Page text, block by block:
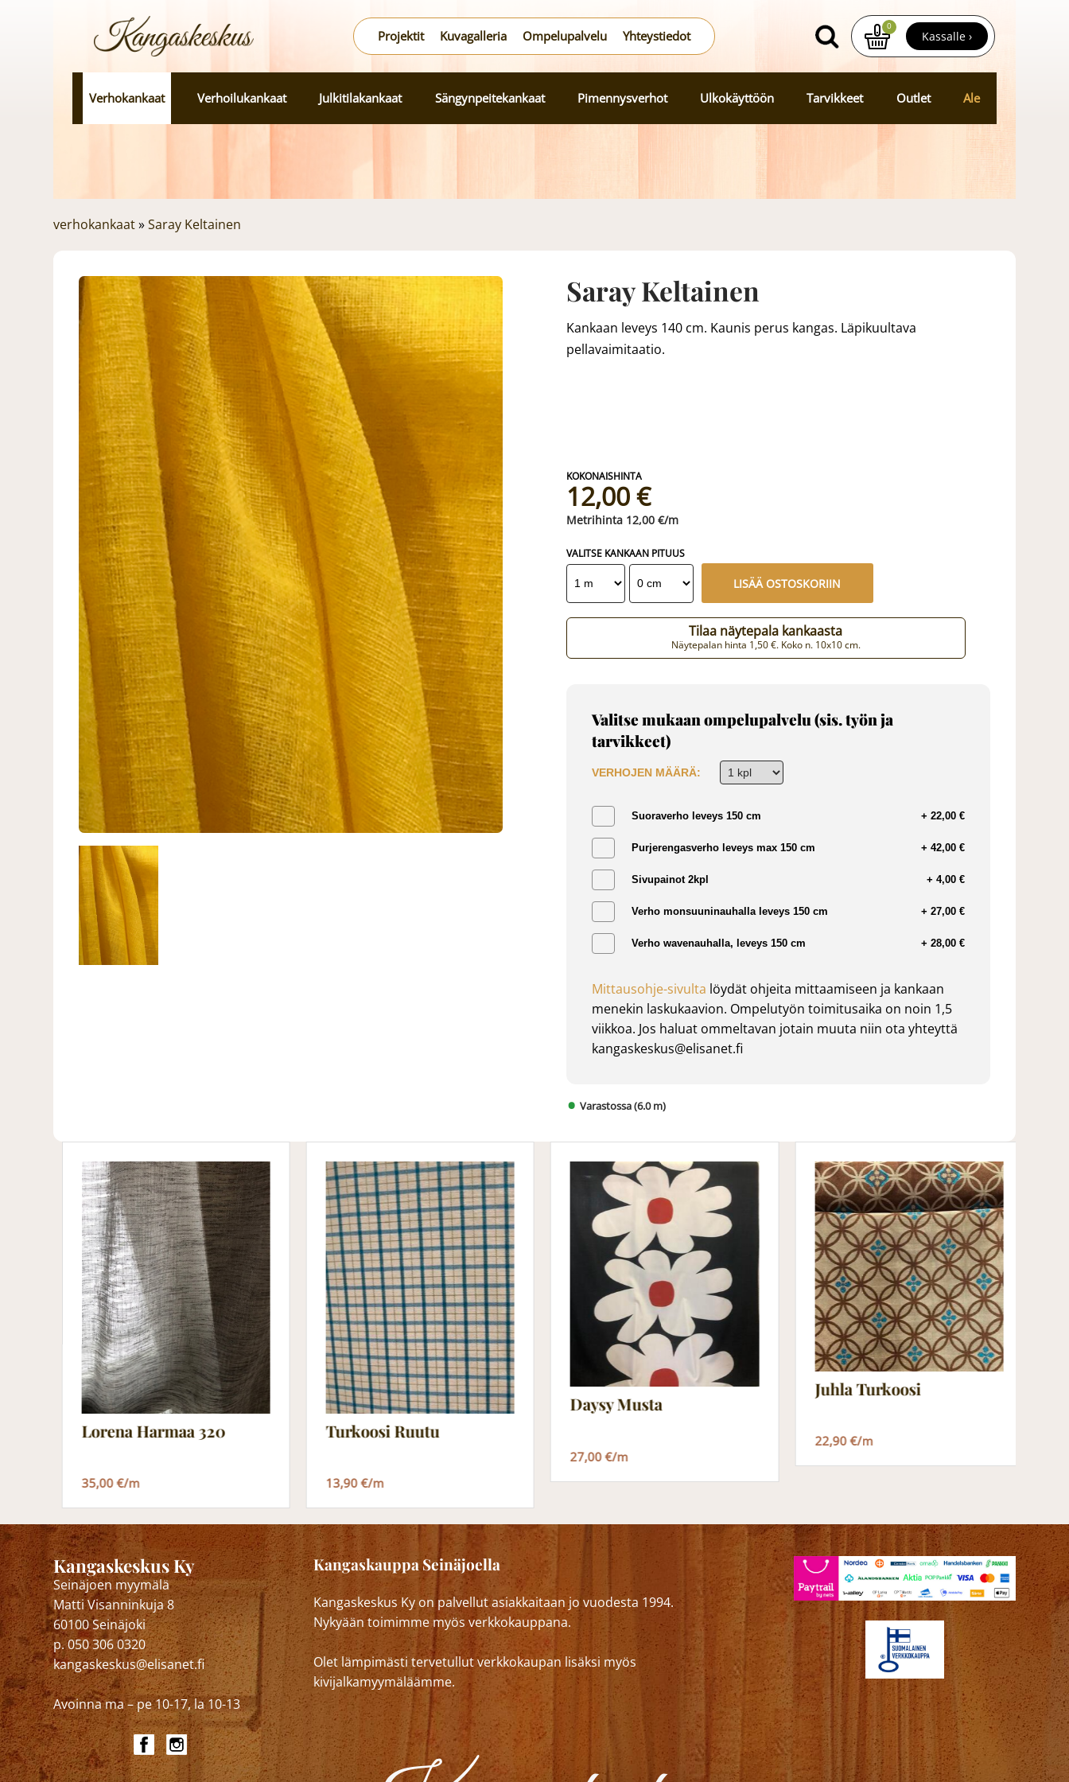
Projektit Kuvagalleria Ompelupalvelu Yhteystiedot
0
Kassalle ›
Verhokankaat Verhoilukankaat Julkitilakankaat Sängynpeitekankaat Pimennysverhot Ulkokäyttöön Tarvikkeet Outlet Ale
verhokankaat»Saray Keltainen
Saray Keltainen
Kankaan leveys 140 cm. Kaunis perus kangas. Läpikuultava
pellavaimitaatio.
12,00 €
12,00 €/m
VALITSE KANKAAN PITUUS
LISÄÄ OSTOSKORIIN
Tilaa näytepala kankaasta
Näytepalan hinta 1,50 €. Koko n. 10x10 cm.
Valitse mukaan ompelupalvelu (sis. työn ja
tarvikkeet)
VERHOJEN MÄÄRÄ:
Suoraverho leveys 150 cm + 22,00 €
Purjerengasverho leveys max 150 cm + 42,00 €
Sivupainot 2kpl + 4,00 €
Verho monsuuninauhalla leveys 150 cm + 27,00 €
Verho wavenauhalla, leveys 150 cm + 28,00 €
Mittausohje-sivulta löydät ohjeita mittaamiseen ja kankaan
menekin laskukaavion. Ompelutyön toimitusaika on noin 1,5
viikkoa. Jos haluat ommeltavan jotain muuta niin ota yhteyttä
kangaskeskus@elisanet.fi
Varastossa (6.0 m)
Lorena Harmaa 320
35,00 €/m
Turkoosi Ruutu
13,90 €/m
Daysy Musta
27,00 €/m
Juhla Turkoosi
22,90 €/m
Kangaskeskus Ky
Seinäjoen myymälä
Matti Visanninkuja 8
60100 Seinäjoki
p. 050 306 0320
kangaskeskus@elisanet.fi
Avoinna ma – pe 10-17, la 10-13
Kangaskauppa Seinäjoella
Kangaskeskus Ky on palvellut asiakkaitaan jo vuodesta 1994.
Nykyään toimimme myös verkkokauppana.
Olet lämpimästi tervetullut verkkokaupan lisäksi myös
kivijalkamyymäläämme.